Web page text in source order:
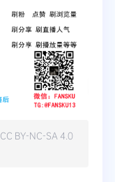
CC BY-NC-SA 4.0